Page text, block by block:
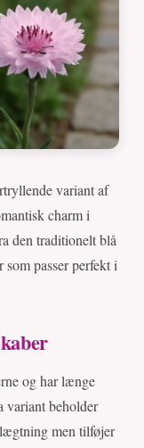
variant af
charm i
den traditionelt blå
passer perfekt i
og har længe
beholder
men tilføjer